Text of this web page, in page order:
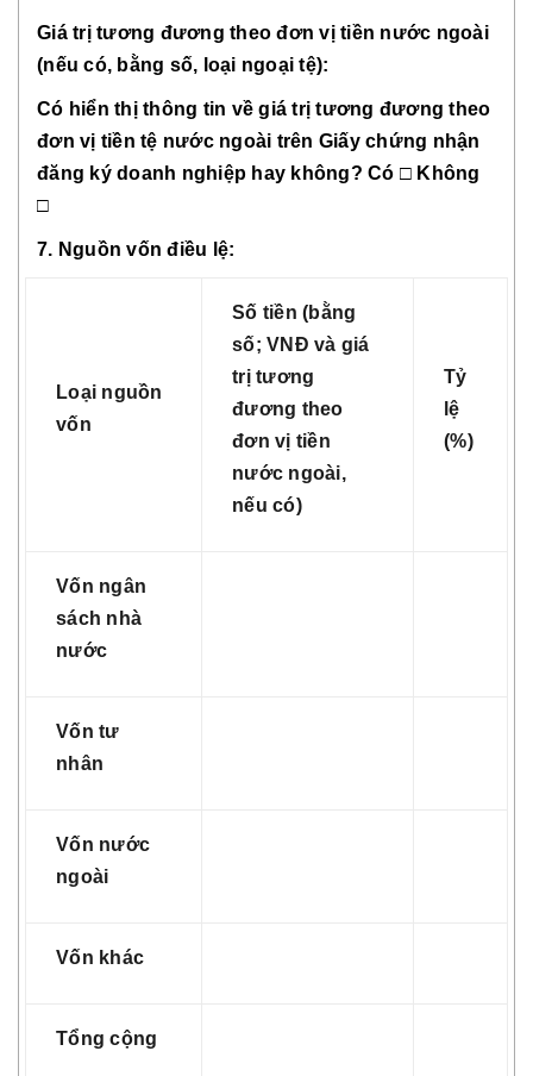
Giá trị tương đương theo đơn vị tiền nước ngoài
(nếu có, bằng số, loại ngoại tệ):
Có hiển thị thông tin về giá trị tương đương theo
đơn vị tiền tệ nước ngoài trên Giấy chứng nhận
đăng ký doanh nghiệp hay không? Có □ Không
□
7. Nguồn vốn điều lệ:
Loại nguồn
vốn
Số tiền (bằng
số; VNĐ và giá
trị tương
đương theo
đơn vị tiền
nước ngoài,
nếu có)
Tỷ
lệ
(%)
Vốn ngân
sách nhà
nước
Vốn tư
nhân
Vốn nước
ngoài
Vốn khác
Tổng cộng